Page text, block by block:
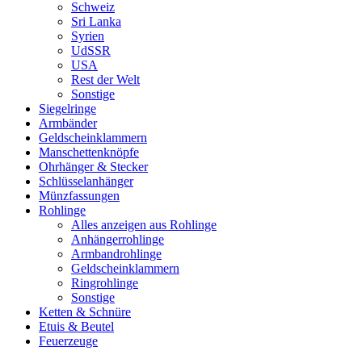
Schweiz
Sri Lanka
Syrien
UdSSR
USA
Rest der Welt
Sonstige
Siegelringe
Armbänder
Geldscheinklammern
Manschettenknöpfe
Ohrhänger & Stecker
Schlüsselanhänger
Münzfassungen
Rohlinge
Alles anzeigen aus Rohlinge
Anhängerrohlinge
Armbandrohlinge
Geldscheinklammern
Ringrohlinge
Sonstige
Ketten & Schnüre
Etuis & Beutel
Feuerzeuge